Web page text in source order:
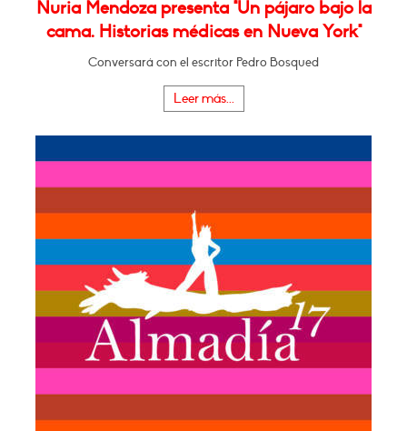
Nuria Mendoza presenta "Un pájaro bajo la
cama. Historias médicas en Nueva York"
Conversará con el escritor Pedro Bosqued
Leer más...